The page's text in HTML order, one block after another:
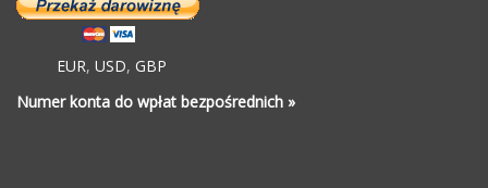
EUR, USD, GBP
Numer konta do wpłat bezpośrednich »